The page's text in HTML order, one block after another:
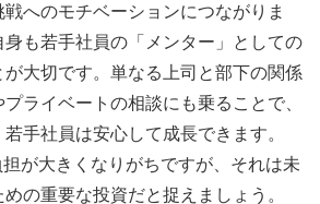
へのモチベーションにつながりま
も若手社員の「メンター」としての
大切です。単なる上司と部下の関係
ライベートの相談にも乗ることで、
手社員は安心して成長できます。
が大きくなりがちですが、それは未
の重要な投資だと捉えましょう。